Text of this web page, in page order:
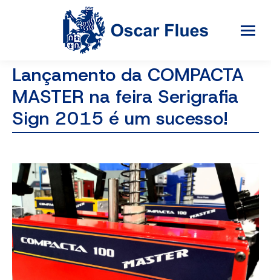
Lançamento da COMPACTA
MASTER na feira Serigrafia
Sign 2015 é um sucesso!